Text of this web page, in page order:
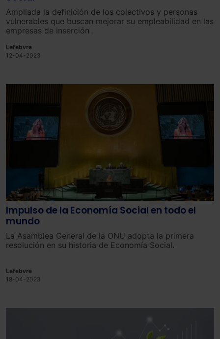
Ampliada la definición de los colectivos y personas
vulnerables que buscan mejorar su empleabilidad en las
empresas de inserción .
Lefebvre
12-04-2023
Impulso de la Economía Social en todo el
mundo
La Asamblea General de la ONU adopta la primera
resolución en su historia de Economía Social.
Lefebvre
18-04-2023